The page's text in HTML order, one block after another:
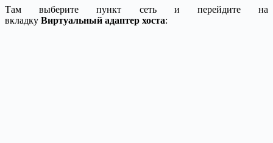
Там выберите пункт сеть и перейдите на
вкладку Виртуальный адаптер хоста: